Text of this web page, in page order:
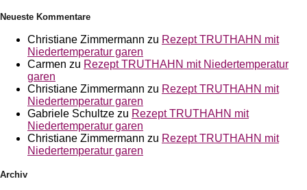
Neueste Kommentare
Christiane Zimmermann zu Rezept TRUTHAHN mit
Niedertemperatur garen
Carmen zu Rezept TRUTHAHN mit Niedertemperatur
garen
Christiane Zimmermann zu Rezept TRUTHAHN mit
Niedertemperatur garen
Gabriele Schultze zu Rezept TRUTHAHN mit
Niedertemperatur garen
Christiane Zimmermann zu Rezept TRUTHAHN mit
Niedertemperatur garen
Archiv